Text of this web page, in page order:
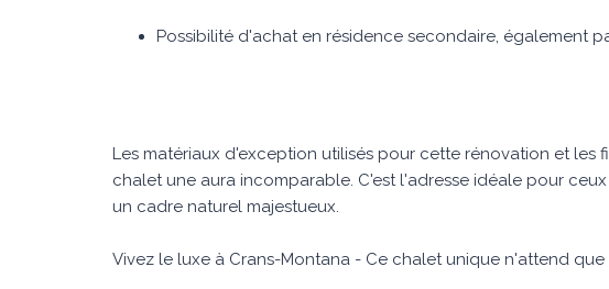
Possibilité d'achat en résidence secondaire, également
Les matériaux d'exception utilisés pour cette rénovation et les
chalet une aura incomparable. C'est l'adresse idéale pour
un cadre naturel majestueux.
Vivez le luxe à Crans-Montana - Ce chalet unique n'attend que